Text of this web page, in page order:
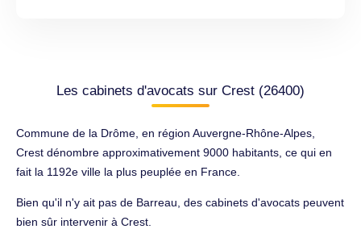
Les cabinets d'avocats sur Crest (26400)
Commune de la Drôme, en région Auvergne-Rhône-Alpes,
Crest dénombre approximativement 9000 habitants, ce qui en
fait la 1192e ville la plus peuplée en France.
Bien qu'il n'y ait pas de Barreau, des cabinets d'avocats peuvent
bien sûr intervenir à Crest.